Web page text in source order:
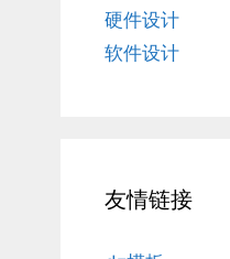
硬件设计
软件设计
友情链接